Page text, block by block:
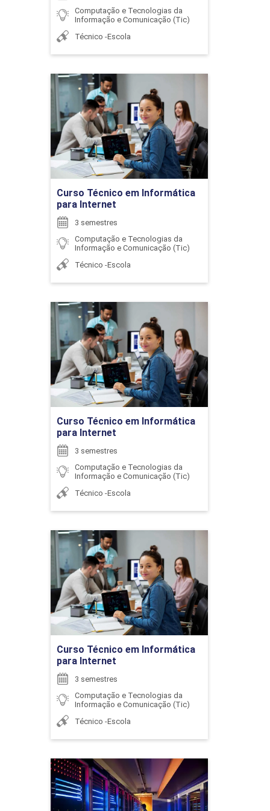
ENCONTRO ACADÊMICO/AVALIAÇÃO
ENCONTRO ACADÊMICO/AVALIAÇÃO
6
ENCONTRO ACADÊMICO/AVALIAÇÃO
6
ENCONTRO ACADÊMICO/AVALIAÇÃO
6
ENCONTRO ACADÊMICO/AVALIAÇÃO
ENCONTRO ACADÊMICO/AVALIAÇÃO
Computação e Tecnologias da
Informação e Comunicação (Tic)
Técnico -Escola
Curso Técnico em Informática
para Internet
3 semestres
Computação e Tecnologias da
Informação e Comunicação (Tic)
Técnico -Escola
Curso Técnico em
Informática para Internet
Detalhes do curso
Ir para Inscrição
Curso Técnico em Informática
para Internet
3 semestres
Computação e Tecnologias da
Informação e Comunicação (Tic)
Técnico -Escola
Curso Técnico em
Informática para Internet
Detalhes do curso
Ir para Inscrição
Curso Técnico em Informática
para Internet
3 semestres
Computação e Tecnologias da
Informação e Comunicação (Tic)
Técnico -Escola
Curso Técnico em
Informática para Internet
Detalhes do curso
Ir para Inscrição
Engenharia de Computação
Detalhes do curso